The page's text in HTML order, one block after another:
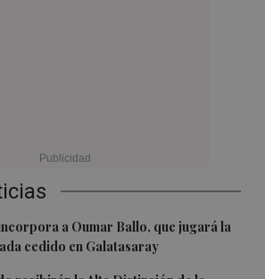
a Oumar Ballo, que jugará la
cedido en Galatasaray